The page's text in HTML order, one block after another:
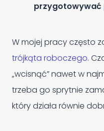
przygotowywać
W mojej pracy często
trójkąta roboczego.
„wcisnąć” nawet w
trzeba go sprytnie
który działa równie